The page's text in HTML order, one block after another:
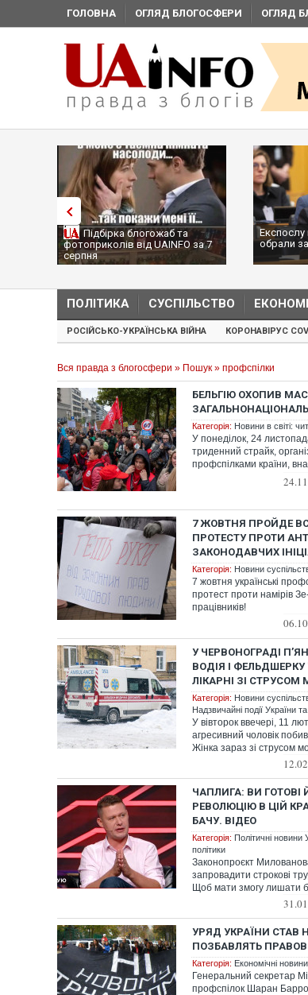
ГОЛОВНА ОГЛЯД БЛОГОСФЕРИ ОГЛЯД
Підбірка блогожаб та
фотоприколів від UAINFO за 7
серпня
обрали
ПОЛІТИКА СУСПІЛЬСТВО
РОСІЙСЬКО-УКРАЇНСЬКА ВІЙНА КОРОНАВІРУС
Вся правда з блогосфери » Пошук » профспілки
БЕЛЬГІЮ ОХОПИВ
Категорія: Новини в світі:
У понеділок, 24
триденний страйк,
профспілками країни,
7 ЖОВТНЯ ПРОЙДЕ
ПРОТЕСТУ ПРОТИ
ЗАКОНОДАВЧИХ
Категорія: Новини
7 жовтня українські
протест проти намірів
працівників!
У ЧЕРВОНОГРАДІ
ВОДІЯ І
ЛІКАРНІ ЗІ СТРУСОМ
Категорія: Новини
Надзвичайні події України та
У вівторок ввечері, 11
агресивний чоловік
Жінка зараз зі струсом
ЧАПЛИГА: ВИ ГОТОВІ
РЕВОЛЮЦІЮ В ЦІЙ
БАЧУ. ВІДЕО
Категорія: Політичні новини
політики
Законопроєкт
запровадити строкові
Щоб мати змогу лишати
УРЯД УКРАЇНИ СТАВ
ПОЗБАВЛЯТЬ
Категорія: Економічні
Генеральний секретар
профспілок Шаран